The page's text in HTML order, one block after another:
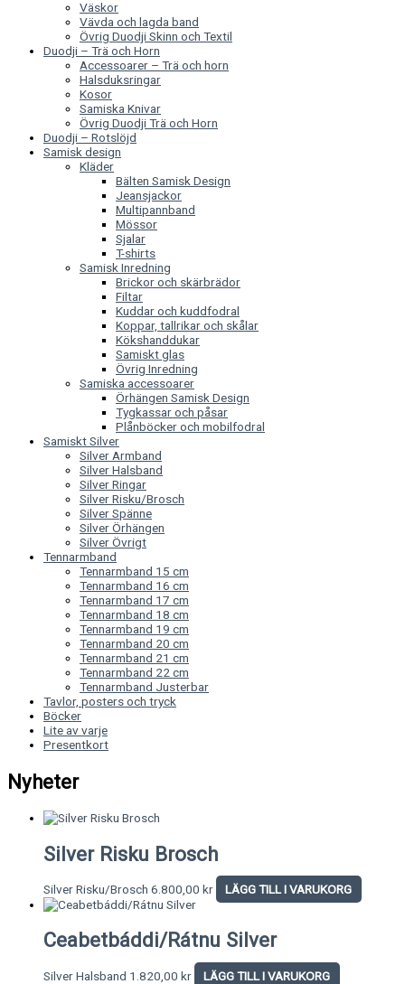
Väskor
Vävda och lagda band
Övrig Duodji Skinn och Textil
Duodji – Trä och Horn
Accessoarer – Trä och horn
Halsduksringar
Kosor
Samiska Knivar
Övrig Duodji Trä och Horn
Duodji – Rotslöjd
Samisk design
Kläder
Bälten Samisk Design
Jeansjackor
Multipannband
Mössor
Sjalar
T-shirts
Samisk Inredning
Brickor och skärbrädor
Filtar
Kuddar och kuddfodral
Koppar, tallrikar och skålar
Kökshanddukar
Samiskt glas
Övrig Inredning
Samiska accessoarer
Örhängen Samisk Design
Tygkassar och påsar
Plånböcker och mobilfodral
Samiskt Silver
Silver Armband
Silver Halsband
Silver Ringar
Silver Risku/Brosch
Silver Spänne
Silver Örhängen
Silver Övrigt
Tennarmband
Tennarmband 15 cm
Tennarmband 16 cm
Tennarmband 17 cm
Tennarmband 18 cm
Tennarmband 19 cm
Tennarmband 20 cm
Tennarmband 21 cm
Tennarmband 22 cm
Tennarmband Justerbar
Tavlor, posters och tryck
Böcker
Lite av varje
Presentkort
Nyheter
Silver Risku Brosch
Silver Risku/Brosch 6.800,00 kr LÄGG TILL I VARUKORG
Ceabetbáddi/Rátnu Silver
Silver Halsband 1.820,00 kr LÄGG TILL I VARUKORG